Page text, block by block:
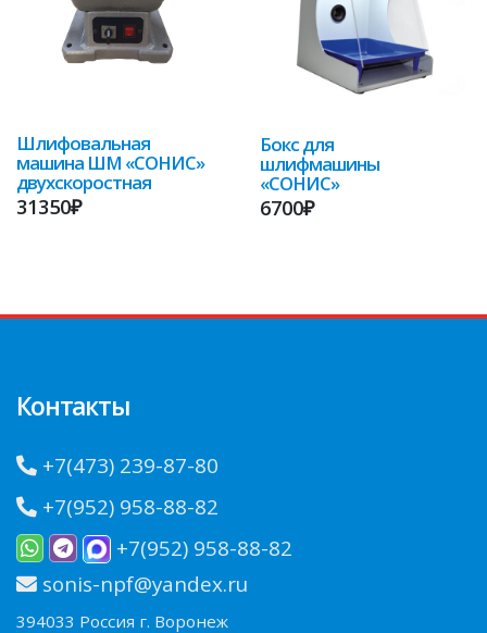
Шлифовальная
машина ШМ «СОНИС»
двухскоростная
31350₽
Бокс для
шлифмашины
«СОНИС»
6700₽
Контакты
+7(473) 239-87-80
+7(952) 958-88-82
+7(952) 958-88-82
sonis-npf@yandex.ru
394033 Россия г. Воронеж